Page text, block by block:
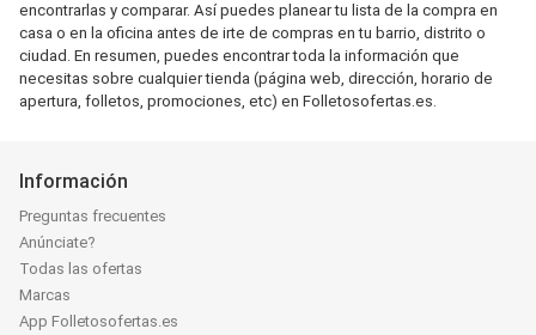
encontrarlas y comparar. Así puedes planear tu lista de la compra en
casa o en la oficina antes de irte de compras en tu barrio, distrito o
ciudad. En resumen, puedes encontrar toda la información que
necesitas sobre cualquier tienda (página web, dirección, horario de
apertura, folletos, promociones, etc) en Folletosofertas.es.
Información
Preguntas frecuentes
Anúnciate?
Todas las ofertas
Marcas
App Folletosofertas.es